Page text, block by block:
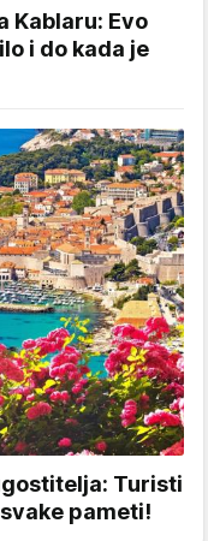
Kablaru: Evo
i do kada je
Turisti
pameti!